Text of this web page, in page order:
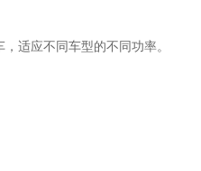
适应不同车型的不同功率。